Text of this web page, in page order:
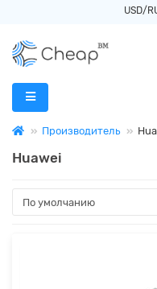
USD/
Производитель
Huawei